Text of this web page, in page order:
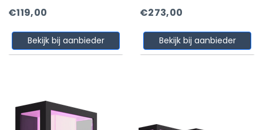
€119,00
Bekijk bij aanbieder
€273,00
Bekijk bij aanbieder